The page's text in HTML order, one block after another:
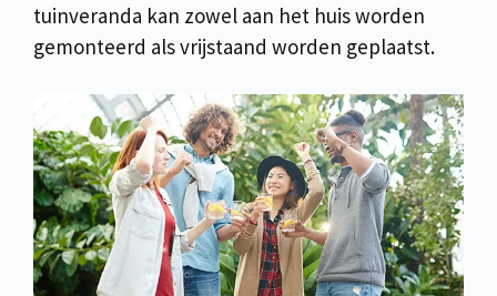
tuinveranda kan zowel aan het huis worden
gemonteerd als vrijstaand worden geplaatst.